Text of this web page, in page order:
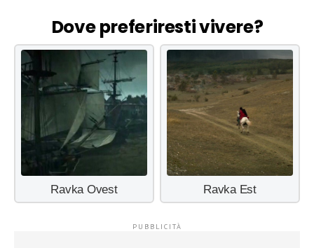
Dove preferiresti vivere?
Ravka Ovest Ravka Est